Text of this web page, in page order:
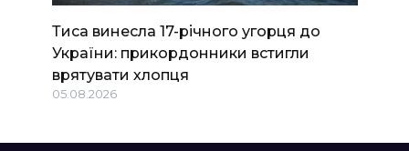
Тиса винесла 17-річного угорця до
України: прикордонники встигли
врятувати хлопця
05.08.2026